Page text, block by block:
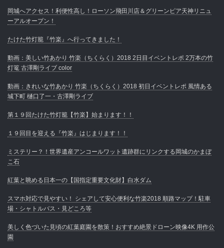
岡城へアクセス！利便性高し！ローソン飛田川店＆グリーンピア天神リニュ
ーアルオープン！
たけた竹灯籠『竹楽』へ行ってきました！
動画：美しい竹あかり 竹楽（ちくらく）2018 2日目イベントレポ 2万本の竹
灯篭 古澤剛ライブ color
動画：きれいな竹あかり 竹楽（ちくらく）2018 初日イベントレポ 風情ある
城下町 樋口了一・古澤剛ライブ
第１９回たけた竹灯籠【竹楽】始まります！！
１９回目を迎える『竹楽』はじまります！！
ミステリー？！世界遺産アンコールワット遺跡群にリンクする岡城のかまぼ
こ石
紅葉と眺める日本一の【国指定重要文化財】白水ダム
スマホ対応で見やすい！ シェアして安心便利な竹楽2018 順路マップ！駐車
場・シャトルバス・見どころ等
美しく色づいた見頃の紅葉庭園を散策！おすすめ絶景ドローン映像4K 用作公
園